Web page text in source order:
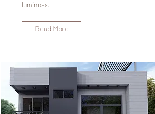
luminosa.
Read More